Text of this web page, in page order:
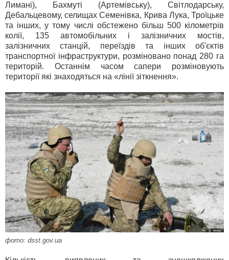
Лимані), Бахмуті (Артемівську), Світлодарську,
Дебальцевому, селищах Семенівка, Крива Лука, Троїцьке
та інших, у тому числі обстежено більш 500 кілометрів
колії, 135 автомобільних і залізничних мостів,
залізничних станцій, переїздів та інших об'єктів
транспортної інфраструктури, розміновано понад 280 га
територій. Останнім часом сапери розміновують
території які знаходяться на «лінії зіткнення».
фото: dsst.gov.ua